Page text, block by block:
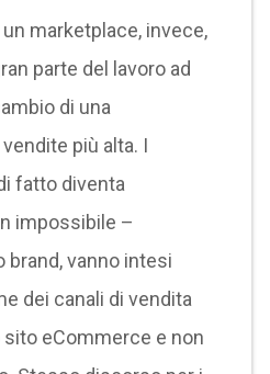
marketplace, invece,
parte del lavoro ad
di una
più alta. I
fatto diventa
impossibile –
brand, vanno intesi
dei canali di vendita
eCommerce e non